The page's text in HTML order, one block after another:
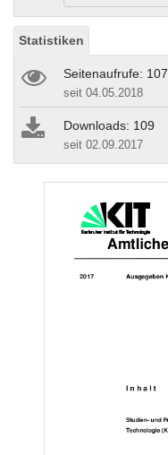
Statistiken
Seitenaufrufe: 107
seit 04.05.2018
Downloads: 109
seit 02.09.2017